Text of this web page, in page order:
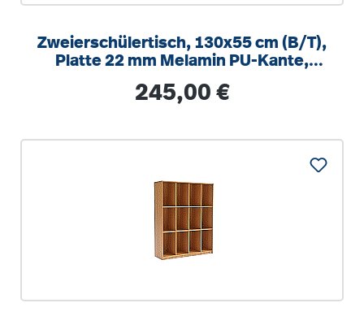
Zweierschülertisch, 130x55 cm (B/T),
Platte 22 mm Melamin PU-Kante,
Regulärer Preis:
245,00 €